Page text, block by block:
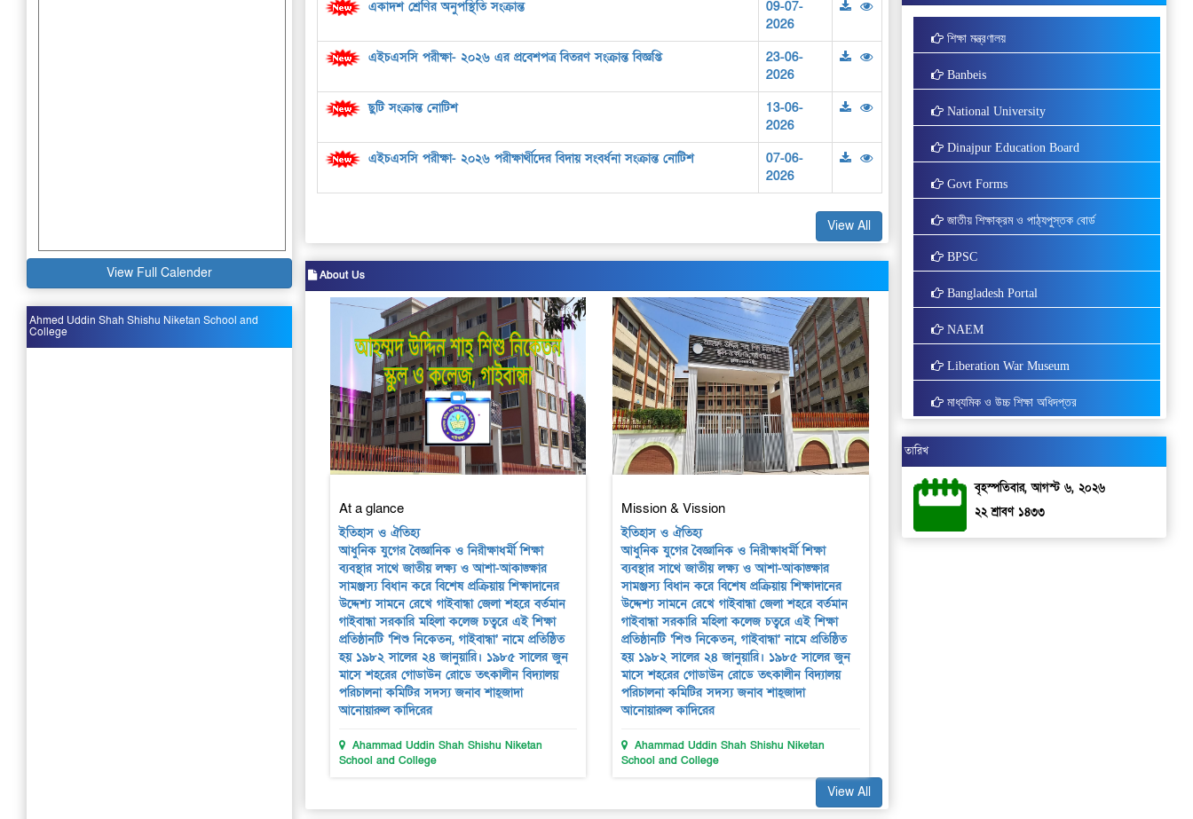
View Full Calender
Ahmed Uddin Shah Shishu Niketan School and
College
একাদশ শ্রেণির অনুপস্থিতি সংক্রান্ত
09-07-
2026
এইচএসসি পরীক্ষা- ২০২৬ এর প্রবেশপত্র বিতরণ সংক্রান্ত বিজ্ঞপ্তি
23-06-
2026
ছুটি সংক্রান্ত নোটিশ
13-06-
2026
এইচএসসি পরীক্ষা- ২০২৬ পরীক্ষার্থীদের বিদায় সংবর্ধনা সংক্রান্ত নোটিশ
07-06-
2026
View All
About Us
At a glance
ইতিহাস ও ঐতিহ্য
আধুনিক যুগের বৈজ্ঞানিক ও নিরীক্ষাধর্মী শিক্ষা
ব্যবস্থার সাথে জাতীয় লক্ষ্য ও আশা-আকাঙ্ক্ষার
সামঞ্জস্য বিধান করে বিশেষ প্রক্রিয়ায় শিক্ষাদানের
উদ্দেশ্য সামনে রেখে গাইবান্ধা জেলা শহরে বর্তমান
গাইবান্ধা সরকারি মহিলা কলেজ চত্বরে এই শিক্ষা
প্রতিষ্ঠানটি ‘শিশু নিকেতন, গাইবান্ধা’ নামে প্রতিষ্ঠিত
হয় ১৯৮২ সালের ২৪ জানুয়ারি। ১৯৮৫ সালের জুন
মাসে শহরের গোডাউন রোডে তৎকালীন বিদ্যালয়
পরিচালনা কমিটির সদস্য জনাব শাহ্জাদা
আনোয়ারুল কাদিরের
Ahammad Uddin Shah Shishu Niketan
School and College
Mission & Vission
ইতিহাস ও ঐতিহ্য
আধুনিক যুগের বৈজ্ঞানিক ও নিরীক্ষাধর্মী শিক্ষা
ব্যবস্থার সাথে জাতীয় লক্ষ্য ও আশা-আকাঙ্ক্ষার
সামঞ্জস্য বিধান করে বিশেষ প্রক্রিয়ায় শিক্ষাদানের
উদ্দেশ্য সামনে রেখে গাইবান্ধা জেলা শহরে বর্তমান
গাইবান্ধা সরকারি মহিলা কলেজ চত্বরে এই শিক্ষা
প্রতিষ্ঠানটি ‘শিশু নিকেতন, গাইবান্ধা’ নামে প্রতিষ্ঠিত
হয় ১৯৮২ সালের ২৪ জানুয়ারি। ১৯৮৫ সালের জুন
মাসে শহরের গোডাউন রোডে তৎকালীন বিদ্যালয়
পরিচালনা কমিটির সদস্য জনাব শাহ্জাদা
আনোয়ারুল কাদিরের
Ahammad Uddin Shah Shishu Niketan
School and College
View All
শিক্ষা মন্ত্রণালয়
Banbeis
National University
Dinajpur Education Board
Govt Forms
জাতীয় শিক্ষাক্রম ও পাঠ্যপুস্তক বোর্ড
BPSC
Bangladesh Portal
NAEM
Liberation War Museum
মাধ্যমিক ও উচ্চ শিক্ষা অধিদপ্তর
তারিখ
বৃহস্পতিবার, আগস্ট ৬, ২০২৬
২২ শ্রাবণ ১৪৩৩